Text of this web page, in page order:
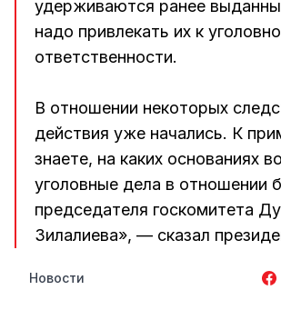
удерживаются ранее
надо привлекать их к
ответственности.
В отношении некоторых
действия уже начались. К
знаете, на каких основаниях
уголовные дела в отношении
председателя госкомитета
Зилалиева», — сказал
Новости